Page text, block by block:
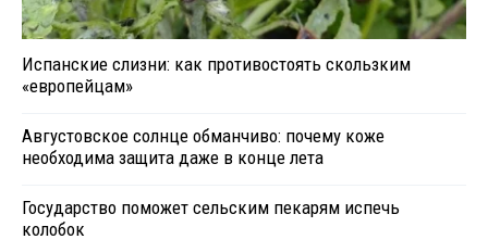
Испанские слизни: как противостоять скользким
«европейцам»
Августовское солнце обманчиво: почему коже
необходима защита даже в конце лета
Государство поможет сельским пекарям испечь
колобок